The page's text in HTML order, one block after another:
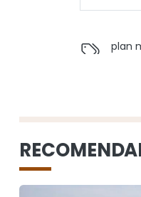
plan